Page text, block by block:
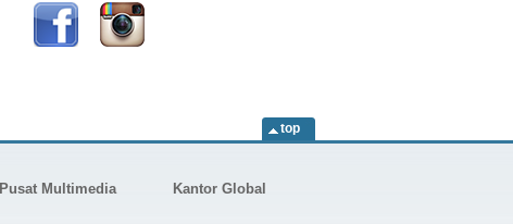
top
Pusat Multimedia Kantor Global